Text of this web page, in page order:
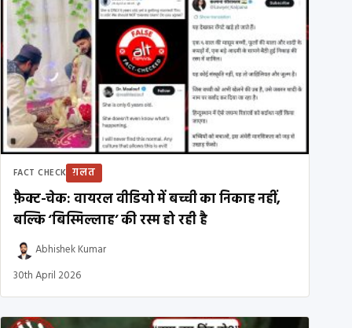
FACT CHECK ग़लत
फ़ैक्ट-चेक: वायरल वीडियो में बच्ची का निकाह नहीं,
बल्कि ‘बिस्मिल्लाह’ की रस्म हो रही है
Abhishek Kumar
30th April 2026